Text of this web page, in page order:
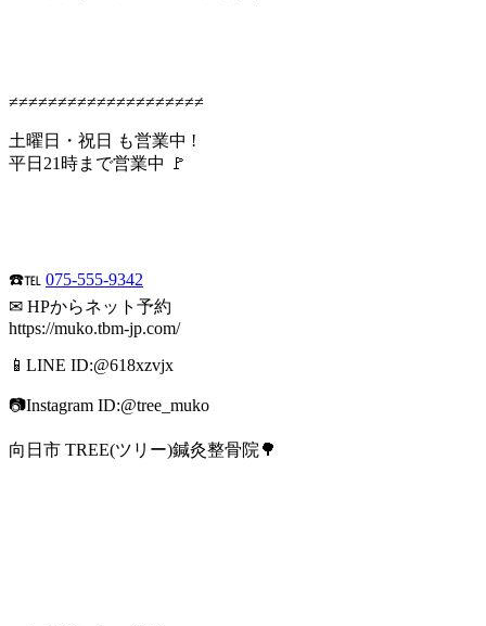
≠≠≠≠≠≠≠≠≠≠≠≠≠≠≠≠≠≠≠≠
土曜日・祝日 も営業中 !
平日21時まで営業中 🚩
☎️℡ 075-555-9342
✉ HPからネット予約
https://muko.tbm-jp.com/
📱LINE ID:@618xzvjx
📷Instagram ID:@tree_muko
向日市 TREE(ツリー)鍼灸整骨院🌳